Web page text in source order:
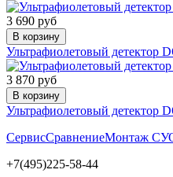
3 690 руб
В корзину
Ультрафиолетовый детектор
3 870 руб
В корзину
Ультрафиолетовый детектор
СервисСравнениеМонтаж
+7(495)225-58-44